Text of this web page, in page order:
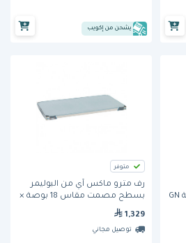
يشحن من إكويب
وتسخين طعام مدمج – 3 أوعية GN
متوفر
رف مترو ماكس آي من البوليمر
بسطح مصمت مقاس 18 بوصة ×
1,329
توصيل مجاني